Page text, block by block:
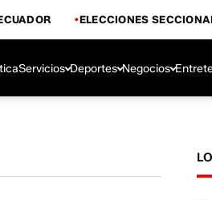
ELECCIONES
Servicios Deportes Negocios